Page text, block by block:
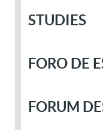
STUDIES
FORO DE
FORUM